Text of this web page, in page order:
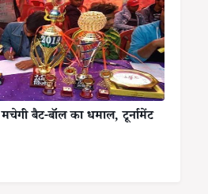
बैट-बॉल का धमाल, टूर्नामेंट